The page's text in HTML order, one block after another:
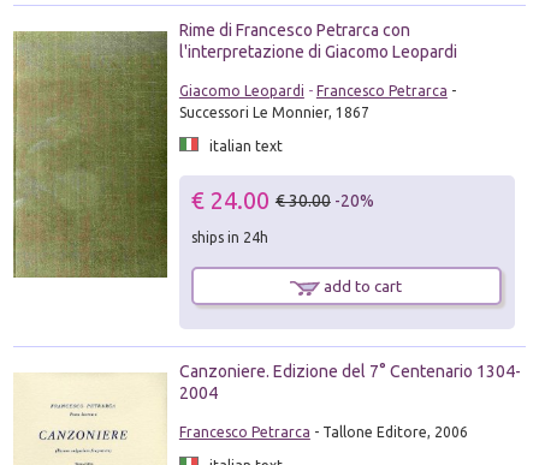
Rime di Francesco Petrarca con
l'interpretazione di Giacomo Leopardi
Giacomo Leopardi - Francesco Petrarca -
Successori Le Monnier, 1867
italian text
€ 24.00 € 30.00 -20%
ships in 24h
add to cart
Canzoniere. Edizione del 7° Centenario 1304-
2004
Francesco Petrarca - Tallone Editore, 2006